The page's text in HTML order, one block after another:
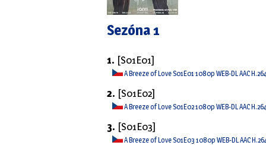
Sezóna 1
1. [S01E01]
A Breeze of Love S01E01 1080p WEB-DL AAC
2. [S01E02]
A Breeze of Love S01E02 1080p WEB-DL AAC
3. [S01E03]
A Breeze of Love S01E03 1080p WEB-DL AAC